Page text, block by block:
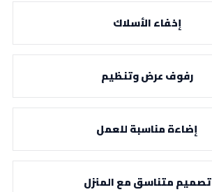
إخفاء الأسلاك
رفوف عرض وتنظيم
إضاءة مناسبة للعمل
تصميم متناسق مع المنزل